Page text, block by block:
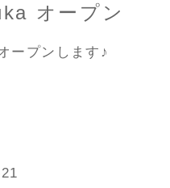
オープン
ープンします♪